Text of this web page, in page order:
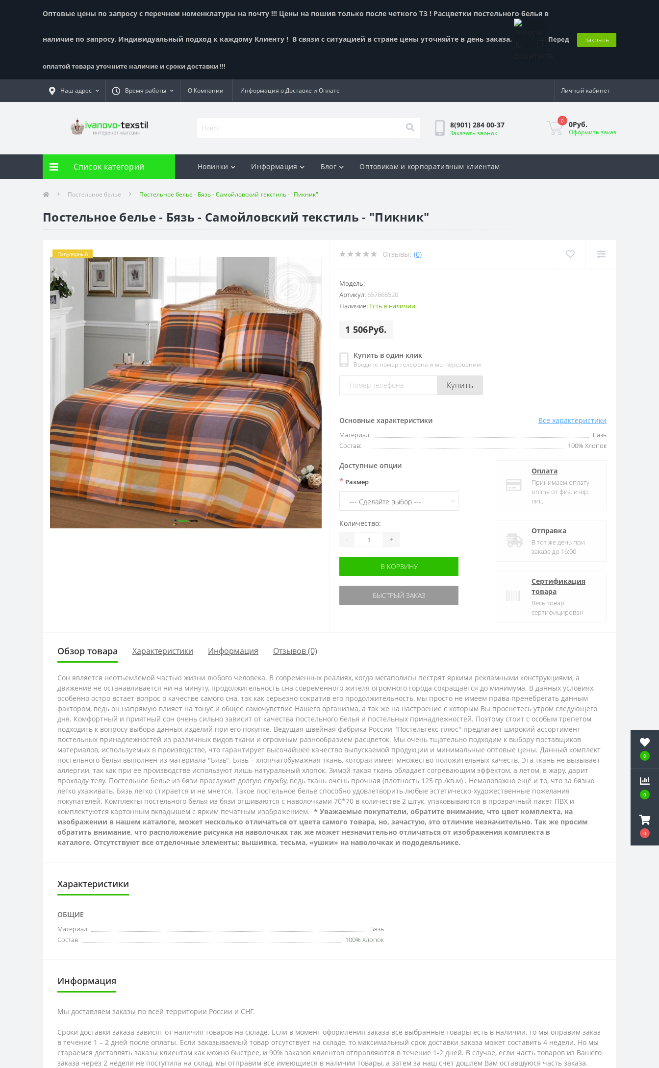
0
0
0
Оптовые цены по запросу с перечнем номенклатуры на почту !!! Цены на пошив только после четкого ТЗ ! Расцветки постельного белья в
наличие по запросу. Индивидуальный подход к каждому Клиенту ! В связи с ситуацией в стране цены уточняйте в день заказа. Перед
оплатой товара уточните наличие и сроки доставки !!!
Закрыть
Наш адрес Время работы О Компании Информация о Доставке и Оплате Личный кабинет
8(901) 284 00-37
Заказать звонок
0 0Руб.
Оформить заказ
Список категорий Новинки Информация Блог Оптовикам и корпоративным клиентам
Постельное белье Постельное белье - Бязь - Самойловский текстиль - "Пикник"
Постельное белье - Бязь - Самойловский текстиль - "Пикник"
Популярный Отзывы: (0)
Модель:
Артикул: 657666520
Наличие: Есть в наличии
1 506Руб.
Купить в один клик
Введите номер телефона и мы перезвоним
Купить
Основные характеристики Все характеристики
Материал:
Бязь
Состав:
100% Хлопок
Доступные опции
* Размер
Количество:
- +
В КОРЗИНУ
БЫСТРЫЙ ЗАКАЗ
Оплата
Принимаем оплату
online от физ. и юр.
лиц
Отправка
В тот же день при
заказе до 16:00
Сертификация
товара
Весь товар
сертифицирован
Обзор товара Характеристики Информация Отзывов (0)
Сон является неотъемлемой частью жизни любого человека. В современных реалиях, когда мегаполисы пестрят яркими рекламными конструкциями, а
движение не останавливается ни на минуту, продолжительность сна современного жителя огромного города сокращается до минимума. В данных условиях,
особенно остро встает вопрос о качестве самого сна, так как серьезно сократив его продолжительность, мы просто не имеем права пренебрегать данным
фактором, ведь он напрямую влияет на тонус и общее самочувствие Нашего организма, а так же на настроение с которым Вы проснетесь утром следующего
дня. Комфортный и приятный сон очень сильно зависит от качества постельного белья и постельных принадлежностей. Поэтому стоит с особым трепетом
подходить к вопросу выбора данных изделий при его покупке. Ведущая швейная фабрика России "Постельтекс-плюс" предлагает широкий ассортимент
постельных принадлежностей из различных видов ткани и огромным разнообразием расцветок. Мы очень тщательно подходим к выбору поставщиков
материалов, используемых в производстве, что гарантирует высочайшее качество выпускаемой продукции и минимальные оптовые цены. Данный комплект
постельного белья выполнен из материала "Бязь". Бязь – хлопчатобумажная ткань, которая имеет множество положительных качеств. Эта ткань не вызывает
аллергии, так как при ее производстве используют лишь натуральный хлопок. Зимой такая ткань обладает согревающим эффектом, а летом, в жару, дарит
прохладу телу. Постельное белье из бязи прослужит долгую службу, ведь ткань очень прочная (плотность 125 гр./кв.м) . Немаловажно ещё и то, что за бязью
легко ухаживать. Бязь легко стирается и не мнется. Такое постельное белье способно удовлетворить любые эстетическо-художественные пожелания
покупателей. Комплекты постельного белья из бязи отшиваются с наволочками 70*70 в количестве 2 штук, упаковываются в прозрачный пакет ПВХ и
комплектуются картонным вкладышем с ярким печатным изображением. * Уважаемые покупатели, обратите внимание, что цвет комплекта, на
изображении в нашем каталоге, может несколько отличаться от цвета самого товара, но, зачастую, это отличие незначительно. Так же просим
обратить внимание, что расположение рисунка на наволочках так же может незначительно отличаться от изображения комплекта в
каталоге. Отсутствуют все отделочные элементы: вышивка, тесьма, «ушки» на наволочках и пододеяльнике.
Характеристики
ОБЩИЕ
Материал
Бязь
Состав
100% Хлопок
Информация
Мы доставляем заказы по всей территории России и СНГ.
Сроки доставки заказа зависят от наличия товаров на складе. Если в момент оформления заказа все выбранные товары есть в наличии, то мы оправим заказ
в течение 1 – 2 дней после оплаты. Если заказываемый товар отсутствует на складе, то максимальный срок доставки заказа может составить 4 недели. Но мы
стараемся доставлять заказы клиентам как можно быстрее, и 90% заказов клиентов отправляются в течение 1-2 дней. В случае, если часть товаров из Вашего
заказа через 2 недели не поступила на склад, мы отправим все имеющиеся в наличии товары, а затем за наш счет дошлем Вам оставшуюся часть заказа.